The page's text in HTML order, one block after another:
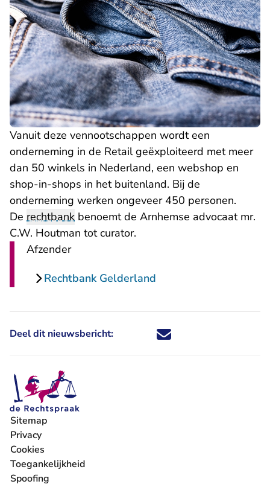
Vanuit deze vennootschappen wordt een
onderneming in de Retail geëxploiteerd met meer
dan 50 winkels in Nederland, een webshop en
shop-in-shops in het buitenland. Bij de
onderneming werken ongeveer 450 personen.
De rechtbank benoemt de Arnhemse advocaat mr.
C.W. Houtman tot curator.
Afzender
Rechtbank Gelderland
Deel dit nieuwsbericht: Deel dit nieuwsbericht via X -
Deel dit nieuwsbericht via
Deel dit nieuwsbericht
Deel dit
Sitemap
Privacy
Cookies
Toegankelijkheid
Spoofing